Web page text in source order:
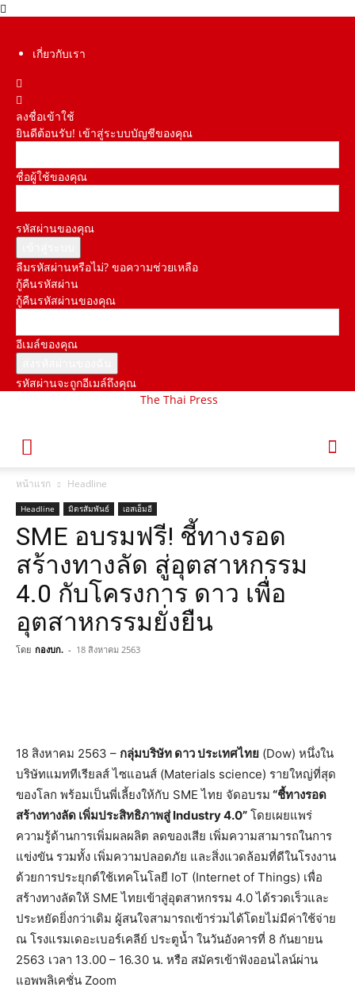
เกี่ยวกับเรา
ลงชื่อเข้าใช้
ยินดีต้อนรับ! เข้าสู่ระบบบัญชีของคุณ
ชื่อผู้ใช้ของคุณ
รหัสผ่านของคุณ
ลืมรหัสผ่านหรือไม่? ขอความช่วยเหลือ
กู้คืนรหัสผ่าน
กู้คืนรหัสผ่านของคุณ
อีเมล์ของคุณ
รหัสผ่านจะถูกอีเมล์ถึงคุณ
The Thai Press
หน้าแรก Headline
Headline มิตรสัมพันธ์ เอสเอ็มอี
SME อบรมฟรี! ชี้ทางรอด
สร้างทางลัด สู่อุตสาหกรรม
4.0 กับโครงการ ดาว เพื่อ
อุตสาหกรรมยั่งยืน
โดย กองบก. - 18 สิงหาคม 2563
18 สิงหาคม 2563 – กลุ่มบริษัท ดาว ประเทศไทย (Dow) หนึ่งใน
บริษัทแมททีเรียลส์ ไซแอนส์ (Materials science) รายใหญ่ที่สุด
ของโลก พร้อมเป็นพี่เลี้ยงให้กับ SME ไทย จัดอบรม “ชี้ทางรอด
สร้างทางลัด เพิ่มประสิทธิภาพสู่ Industry 4.0” โดยเผยแพร่
ความรู้ด้านการเพิ่มผลผลิต ลดของเสีย เพิ่มความสามารถในการ
แข่งขัน รวมทั้ง เพิ่มความปลอดภัย และสิ่งแวดล้อมที่ดีในโรงงาน
ด้วยการประยุกต์ใช้เทคโนโลยี IoT (Internet of Things) เพื่อ
สร้างทางลัดให้ SME ไทยเข้าสู่อุตสาหกรรม 4.0 ได้รวดเร็วและ
ประหยัดยิ่งกว่าเดิม ผู้สนใจสามารถเข้าร่วมได้โดยไม่มีค่าใช้จ่าย
ณ โรงแรมเดอะเบอร์เคลีย์ ประตูน้ำ ในวันอังคารที่ 8 กันยายน
2563 เวลา 13.00 – 16.30 น. หรือ สมัครเข้าฟังออนไลน์ผ่าน
แอพพลิเคชั่น Zoom